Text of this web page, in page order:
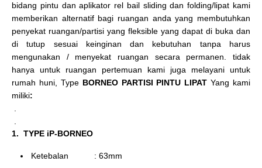
bidang pintu dan aplikator rel bail sliding dan folding/lipat kami
memberikan alternatif bagi ruangan anda yang membutuhkan
penyekat ruangan/partisi yang fleksible yang dapat di buka dan
di tutup sesuai keinginan dan kebutuhan tanpa harus
mengunakan / menyekat ruangan secara permanen. tidak
hanya untuk ruangan pertemuan kami juga melayani untuk
rumah huni, Type BORNEO PARTISI PINTU LIPAT Yang kami
miliki:
1. TYPE iP-BORNEO
Ketebalan : 63mm